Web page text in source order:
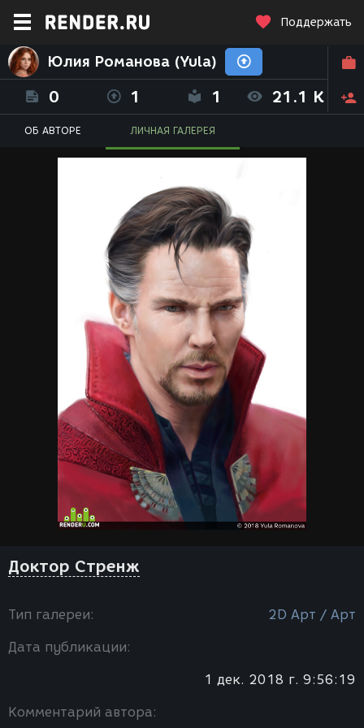
Поддержать
Юлия Романова (Yula)
0 1 1 21.1 K
ОБ АВТОРЕ ЛИЧНАЯ ГАЛЕРЕЯ
Доктор Стренж
Тип галереи: 2D Арт / Арт
Дата публикации:
1 дек. 2018 г. 9:56:19
Комментарий автора: